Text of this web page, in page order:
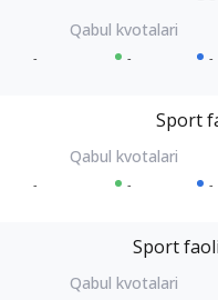
- - -
Sport
- - -
Sport